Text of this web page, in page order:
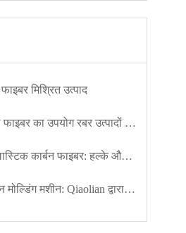
फाइबर मिश्रित उत्पाद
का उपयोग रबर उत्पादों में किया जाता है
फाइबर: हल्के और उच्च शक्ति वाले समाधानों के साथ विनिर्माण में क्रांति लाना
Qiaolian द्वारा उच्च प्रदर्शन विनिर्माण समाधानों के लिए अंतिम गाइड